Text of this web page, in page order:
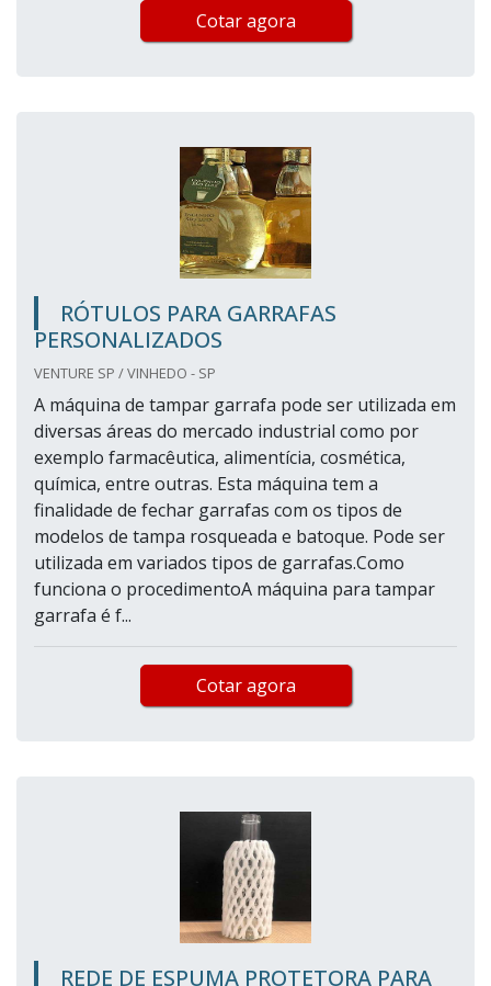
Cotar agora
RÓTULOS PARA GARRAFAS
PERSONALIZADOS
VENTURE SP / VINHEDO - SP
A máquina de tampar garrafa pode ser utilizada em
diversas áreas do mercado industrial como por
exemplo farmacêutica, alimentícia, cosmética,
química, entre outras. Esta máquina tem a
finalidade de fechar garrafas com os tipos de
modelos de tampa rosqueada e batoque. Pode ser
utilizada em variados tipos de garrafas.Como
funciona o procedimentoA máquina para tampar
garrafa é f...
Cotar agora
REDE DE ESPUMA PROTETORA PARA